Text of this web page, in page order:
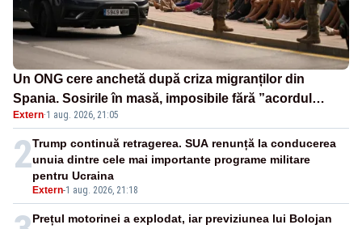
Un ONG cere anchetă după criza migranților din
Spania. Sosirile în masă, imposibile fără ”acordul
autorităților” marocane
Extern·1 aug. 2026, 21:05
2
Extern-1 aug. 2026, 21:18
Trump continuă retragerea. SUA renunță la conducerea
unuia dintre cele mai importante programe militare
pentru Ucraina
Prețul motorinei a explodat, iar previziunea lui Bolojan